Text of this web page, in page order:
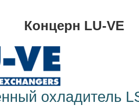
Концерн LU-VE
охладитель